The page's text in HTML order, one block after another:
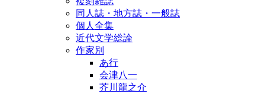
同人誌・地方誌・一般誌
個人全集
近代文学総論
作家別
あ行
会津八一
芥川龍之介